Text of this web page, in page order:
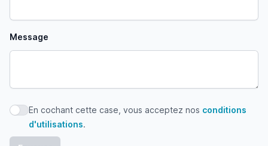
Message
En cochant cette case, vous acceptez nos conditions
En cochant cette case, vous acceptez nos conditions
d'utilisations.